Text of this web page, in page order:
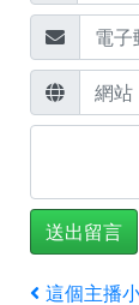
上
這個主播